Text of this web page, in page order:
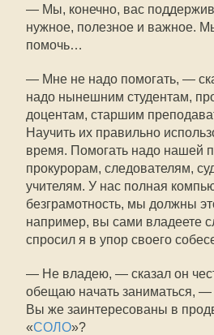
— Мы, конечно, вас
нужное, полезное и важное.
помочь…
— Мне не надо помогать, —
надо нынешним студентам,
доцентам, старшим
Научить их правильно
время. Помогать надо нашей
прокурорам, следователям,
учителям. У нас полная
безграмотность, мы должны
например, вы сами владеете
спросил я в упор своего
— Не владею, — сказал он
обещаю начать заниматься,
Вы же заинтересованы в
«СОЛО»?